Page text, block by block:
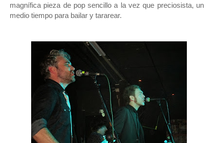
magnífica pieza de pop sencillo a la vez que preciosista, un
medio tiempo para bailar y tararear.